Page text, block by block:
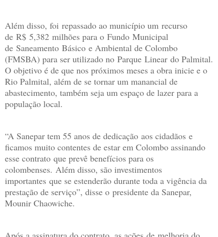
Além disso, foi repassado ao município um recurso
de R$ 5,382 milhões para o Fundo Municipal
de Saneamento Básico e Ambiental de Colombo
(FMSBA) para ser utilizado no Parque Linear do Palmital.
O objetivo é de que nos próximos meses a obra inicie e o
Rio Palmital, além de se tornar um manancial de
abastecimento, também seja um espaço de lazer para a
população local.
“A Sanepar tem 55 anos de dedicação aos cidadãos e
ficamos muito contentes de estar em Colombo assinando
esse contrato que prevê benefícios para os
colombenses. Além disso, são investimentos
importantes que se estenderão durante toda a vigência da
prestação de serviço”, disse o presidente da Sanepar,
Mounir Chaowiche.